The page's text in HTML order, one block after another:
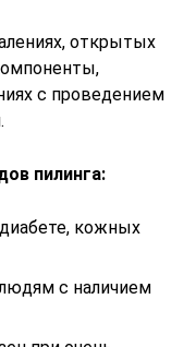
открытых
с проведением
пилинга:
кожных
с наличием